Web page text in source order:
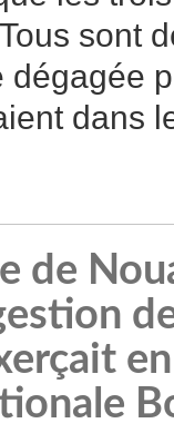
sont
dégagée
dans
de